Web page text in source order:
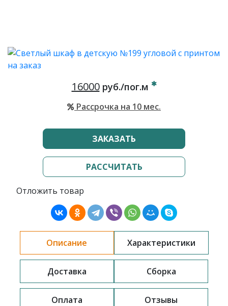
16000руб./пог.м
Рассрочка на 10 мес.
ЗАКАЗАТЬ
РАССЧИТАТЬ
Отложить товар
Описание Характеристики
Доставка Сборка
Оплата Отзывы